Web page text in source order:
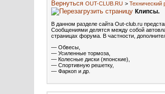
OUT-CLUB.RU > Технический
Клипсы.
В данном разделе сайта Out-club.ru
Сообщениями делятся между собой
страницах форума. В частности,
— Обвесы,
— Усиленные тормоза,
— Колесные диски (японские),
— Спортивную решетку,
— Фаркоп и др.